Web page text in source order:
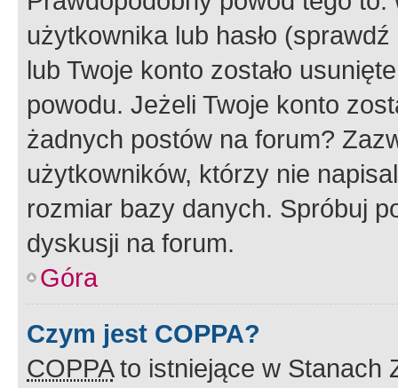
użytkownika lub hasło
lub Twoje konto zostało
powodu. Jeżeli Twoje konto
żadnych postów na forum?
użytkowników, którzy nie
rozmiar bazy danych. Spróbuj
dyskusji na forum.
Góra
Czym jest COPPA?
COPPAto istniejące w Stanach